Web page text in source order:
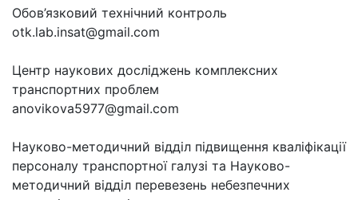
Обов’язковий технічний контроль
otk.lab.insat@gmail.com
Центр наукових досліджень комплексних
транспортних проблем
anovikova5977@gmail.com
Науково-методичний відділ підвищення кваліфікації
персоналу транспортної галузі та Науково-
методичний відділ перевезень небезпечних